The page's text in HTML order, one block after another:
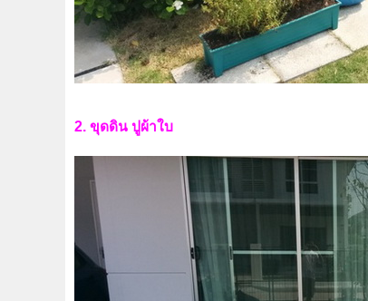
2. ขุดดิน ปูผ้าใบ